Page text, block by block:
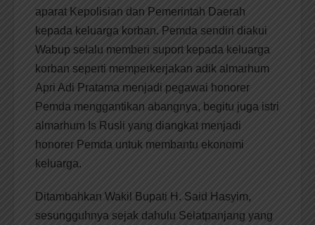
aparat Kepolisian dan Pemerintah Daerah
kepada keluarga korban. Pemda sendiri diakui
Wabup selalu memberi suport kepada keluarga
korban seperti memperkerjakan adik almarhum
Apri Adi Pratama menjadi pegawai honorer
Pemda menggantikan abangnya, begitu juga istri
almarhum Is Rusli yang diangkat menjadi
honorer Pemda untuk membantu ekonomi
keluarga.
Ditambahkan Wakil Bupati H. Said Hasyim,
sesungguhnya sejak dahulu Selatpanjang yang